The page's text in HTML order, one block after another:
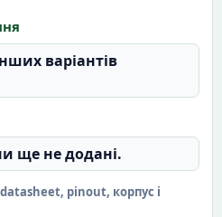
варіантів
ще не додані.
pinout, корпус і